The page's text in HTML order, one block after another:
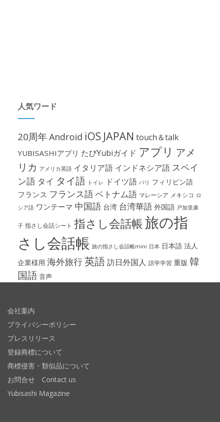
人気ワード
20周年Android iOS JAPAN touch＆talk
YUBISASHIアプリ たびYubiガイド アプリ アメ
リカ アメリカ英語 イタリア語 インドネシア語 スペイ
ン語 タイ タイ語 トイレ ドイツ語 パリ フィリピン語
フランス フランス語ベトナム語 マレーシア メキシコ ロ
シア語 ワンテーマ 中国語 台湾 台湾華語 外国語 戸加里康
子 指さし会話シート 指さし会話帳旅の指
さし会話帳 旅の指さし会話帳mini 日本 日本語 法人
企業様用 海外旅行英語訪日外国人 語学学習 重版 韓
国語 音声
会社案内
プライバシーポリシー
プレスリリース
登録商標について
商標侵害・類似品について
お問合せ Contact us
Yubisashi Magazine